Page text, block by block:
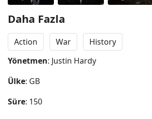
Daha Fazla
Action War
History
Yönetmen: Justin Hardy
Ülke: GB
Süre: 150